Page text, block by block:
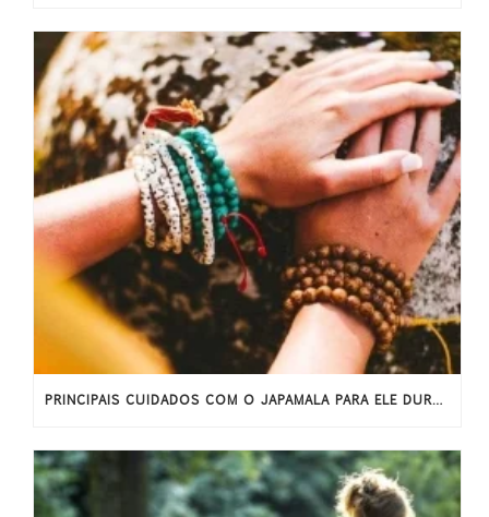
PRINCIPAIS CUIDADOS COM O JAPAMALA PARA ELE DURAR MAIS